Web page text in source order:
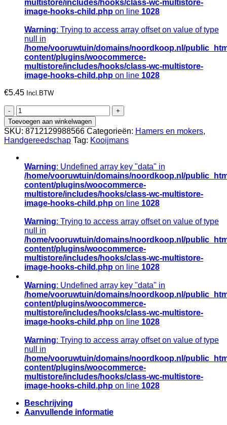
multistore/includes/hooks/class-wc-multistore-
image-hooks-child.php on line 1028
Warning: Trying to access array offset on value of type
null in
/home/vooruwtuin/domains/noordkoop.nl/
content/plugins/woocommerce-
multistore/includes/hooks/class-wc-multistore-
image-hooks-child.php on line 1028
€5.45 Incl.BTW
Mokerdop
ATLAS
gat
41x41mm
passend
op
Everest
moker
1250gr.
aantal
Toevoegen aan winkelwagen
SKU: 8712129988566 Categorieën: Hamers en mokers,
Handgereedschap Tag: Kooijmans
Warning: Undefined array key "data" in
/home/vooruwtuin/domains/noordkoop.nl/
content/plugins/woocommerce-
multistore/includes/hooks/class-wc-multistore-
image-hooks-child.php on line 1028
Warning: Trying to access array offset on value of type
null in
/home/vooruwtuin/domains/noordkoop.nl/
content/plugins/woocommerce-
multistore/includes/hooks/class-wc-multistore-
image-hooks-child.php on line 1028
Warning: Undefined array key "data" in
/home/vooruwtuin/domains/noordkoop.nl/
content/plugins/woocommerce-
multistore/includes/hooks/class-wc-multistore-
image-hooks-child.php on line 1028
Warning: Trying to access array offset on value of type
null in
/home/vooruwtuin/domains/noordkoop.nl/
content/plugins/woocommerce-
multistore/includes/hooks/class-wc-multistore-
image-hooks-child.php on line 1028
Beschrijving
Aanvullende informatie